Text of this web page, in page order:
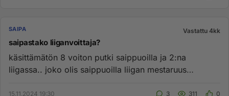
SAIPA Vastattu 4kk
saipastako liiganvoittaja?
käsittämätön 8 voiton putki saippuoilla ja 2:na
liigassa.. joko olis saippuoilla liigan mestaruus
15.11.2024 19:30 3 311 0